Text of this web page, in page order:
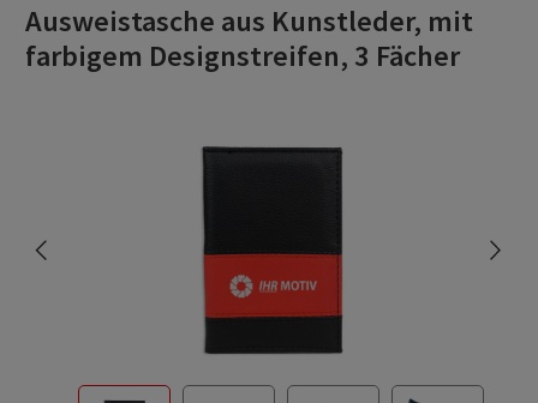
Ausweistasche aus Kunstleder, mit
farbigem Designstreifen, 3 Fächer